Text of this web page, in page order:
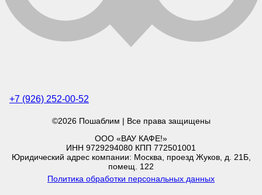
+7 (926) 252-00-52
©2026 Пошаблим | Все права защищены
ООО «ВАУ КАФЕ!»
ИНН 9729294080 КПП 772501001
Юридический адрес компании: Москва, проезд Жуков, д. 21Б,
помещ. 122
Политика обработки персональных данных